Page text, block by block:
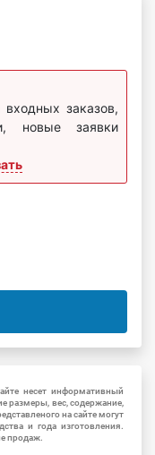
заказов,
новые заявки
несет информативный
размеры, вес, содержание,
на сайте могут
и года изготовления.
продаж.